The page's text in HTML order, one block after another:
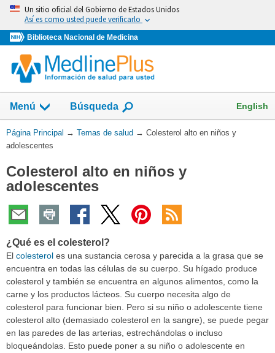
Omita
vaya
al
Contenido
Un sitio oficial del Gobierno de Estados Unidos
Así es como usted puede verificarlo
Biblioteca Nacional de Medicina
Menú
Mostrar
campo
de
Búsqueda English
Usted
está
Página Principal → Temas de salud → Colesterol alto en niños y
adolescentes
Colesterol alto en niños y
adolescentes
¿Qué es el colesterol?
El colesterol es una sustancia cerosa y parecida a la grasa que se
encuentra en todas las células de su cuerpo. Su hígado produce
colesterol y también se encuentra en algunos alimentos, como la
carne y los productos lácteos. Su cuerpo necesita algo de
colesterol para funcionar bien. Pero si su niño o adolescente tiene
colesterol alto (demasiado colesterol en la sangre), se puede pegar
en las paredes de las arterias, estrechándolas o incluso
bloqueándolas. Esto puede poner a su niño o adolescente en